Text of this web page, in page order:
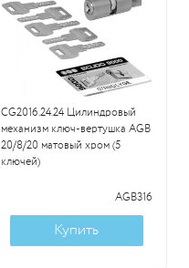
CG2016.24.24 Цилиндровый
механизм ключ-вертушка AGB
20/8/20 матовый хром (5
ключей)
AGB316
Купить